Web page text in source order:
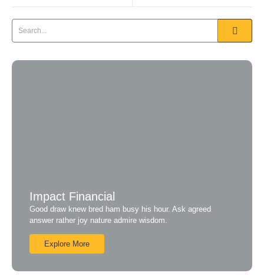
Impact Financial
Good draw knew bred ham busy his hour. Ask agreed
answer rather joy nature admire wisdom.
Explore More